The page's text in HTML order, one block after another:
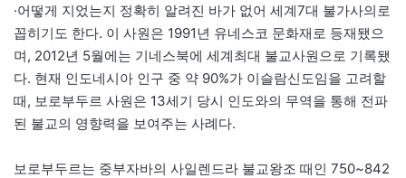
·어떻게 지었는지 정확히 알려진 바가 없어 세계7대 불가사의로
꼽히기도 한다. 이 사원은 1991년 유네스코 문화재로 등재됐으
며, 2012년 5월에는 기네스북에 세계최대 불교사원으로 기록됐
다. 현재 인도네시아 인구 중 약 90%가 이슬람신도임을 고려할
때, 보로부두르 사원은 13세기 당시 인도와의 무역을 통해 전파
된 불교의 영향력을 보여주는 사례다.
보로부두르는 중부자바의 사일렌드라 불교왕조 때인 750~842